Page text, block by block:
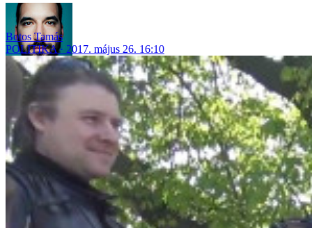
Botos Tamás
POLITIKA
2017. május 26. 16:10